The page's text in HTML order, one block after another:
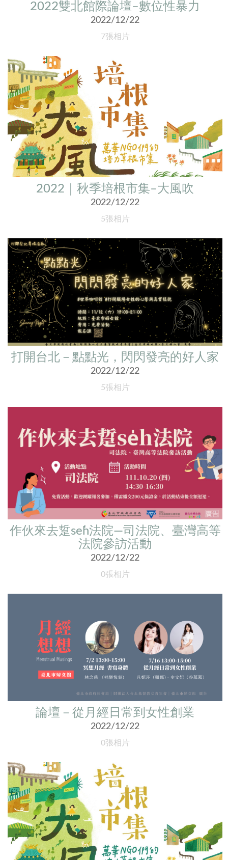
2022雙北館際論壇–數位性暴力
2022/12/22
7張相片
2022｜秋季培根市集–大風吹
2022/12/22
5張相片
打開台北－點點光，閃閃發亮的好人家
2022/12/22
5張相片
作伙來去踅se̍h法院—司法院、臺灣高等
法院參訪活動
2022/12/22
0張相片
論壇－從月經日常到女性創業
2022/12/22
0張相片